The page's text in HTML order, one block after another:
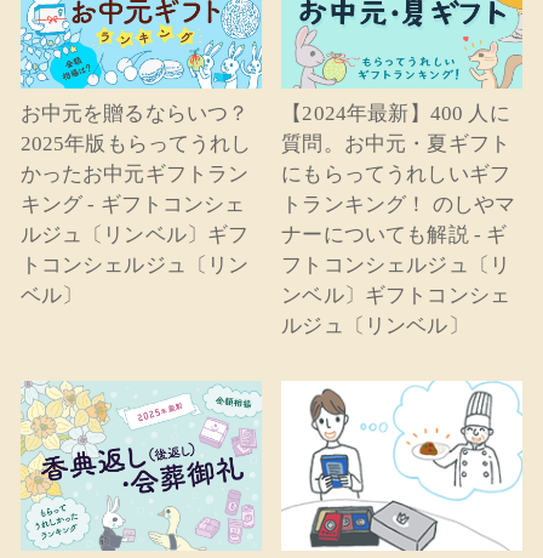
お中元を贈るならいつ？
2025年版もらってうれし
かったお中元ギフトラン
キング - ギフトコンシェ
ルジュ〔リンベル〕ギフ
トコンシェルジュ〔リン
ベル〕
【2024年最新】400 人に
質問。お中元・夏ギフト
にもらってうれしいギフ
トランキング！ のしやマ
ナーについても解説 - ギ
フトコンシェルジュ〔リ
ンベル〕ギフトコンシェ
ルジュ〔リンベル〕